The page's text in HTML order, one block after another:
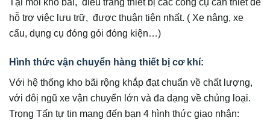
hỗ trợ việc lưu trữ, được thuận tiện nhất. ( Xe nâng, xe
cẩu, dụng cụ đóng gói đóng kiện…)
Hình thức vận chuyển hàng thiết bị cơ khí:
Với hệ thống kho bãi rộng khắp đạt chuẩn về chất lượng,
với đôị ngũ xe vận chuyển lớn và đa dạng về chủng loại.
Trọng Tấn tự tin mang đến bạn 4 hình thức giao nhận: